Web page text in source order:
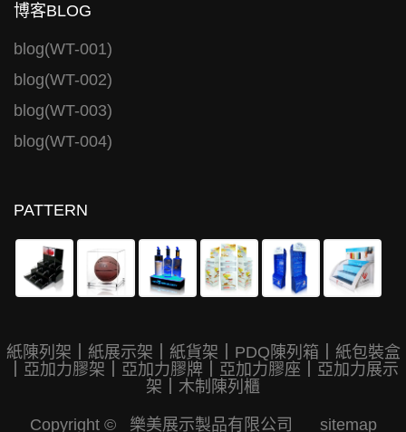
博客BLOG
blog(WT-001)
blog(WT-002)
blog(WT-003)
blog(WT-004)
PATTERN
紙陳列架 紙展示架 紙貨架 PDQ陳列箱
紙包裝盒
亞加力膠架 亞加力膠牌 亞加力膠座
亞加力展示
架
木制陳列櫃
Copyright © 樂美展示製品有限公司 sitemap